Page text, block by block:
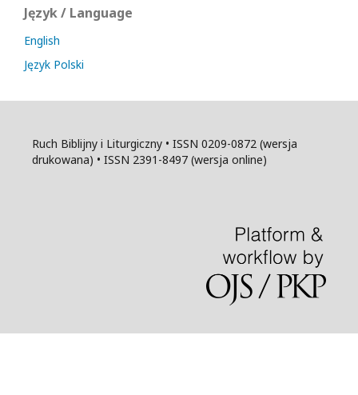
Język / Language
English
Język Polski
Ruch Biblijny i Liturgiczny • ISSN 0209-0872 (wersja
drukowana) • ISSN 2391-8497 (wersja online)